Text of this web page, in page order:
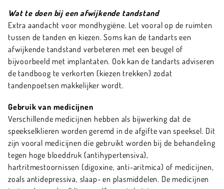
Wat te doen bij een afwijkende tandstand
Extra aandacht voor mondhygiëne. Let vooral op de ruimten
tussen de tanden en kiezen. Soms kan de tandarts een
afwijkende tandstand verbeteren met een beugel of
bijvoorbeeld met implantaten. Ook kan de tandarts adviseren
de tandboog te verkorten (kiezen trekken) zodat
tandenpoetsen makkelijker wordt.
Gebruik van medicijnen
Verschillende medicijnen hebben als bijwerking dat de
speekselklieren worden geremd in de afgifte van speeksel. Dit
zijn vooral medicijnen die gebruikt worden bij de behandeling
tegen hoge bloeddruk (antihypertensiva),
hartritmestoornissen (digoxine, anti-aritmica) of medicijnen,
zoals antidepressiva, slaap- en plasmiddelen. De medicijnen